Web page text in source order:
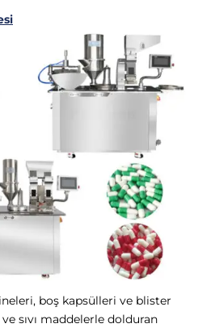
boş kapsülleri ve blister
sıvı maddelerle dolduran